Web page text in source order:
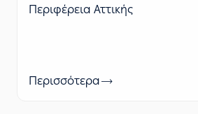
Περιφέρεια Αττικής
Περισσότερα